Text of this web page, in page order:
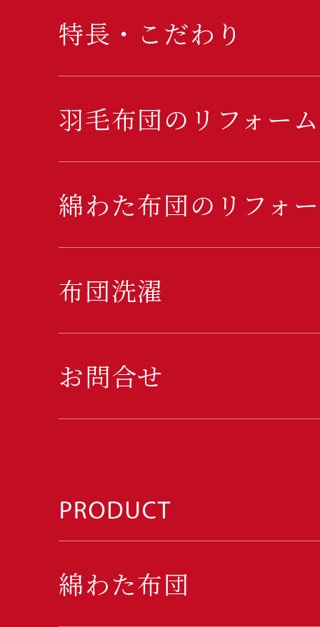
特長・こだわり
羽毛布団のリフォーム
綿わた布団のリフォ
布団洗濯
お問合せ
綿わた布団